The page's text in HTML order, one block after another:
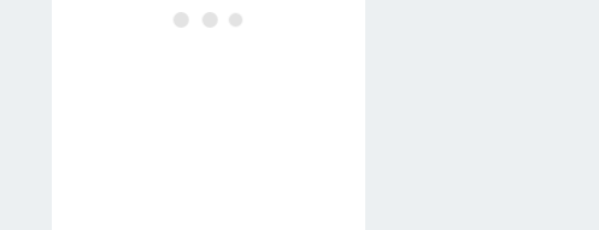
В курганском мкр.